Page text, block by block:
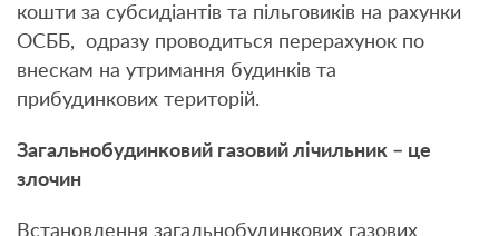
кошти за субсидіантів та пільговиків на рахунки
ОСББ, одразу проводиться перерахунок по
внескам на утримання будинків та
прибудинкових територій.
Загальнобудинковий газовий лічильник – це
злочин
Встановлення загальнобудинкових газових